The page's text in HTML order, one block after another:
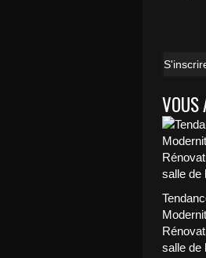
VOUS
salle de